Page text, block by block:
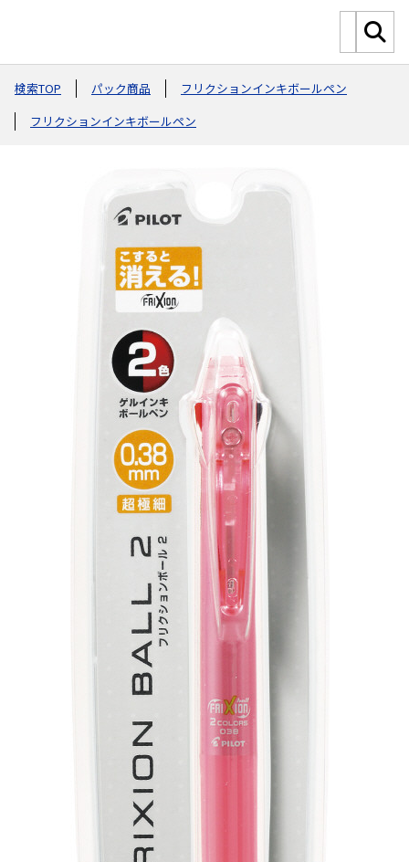
検索TOP パック商品
フリクションインキボールペン
フリクションインキボールペン